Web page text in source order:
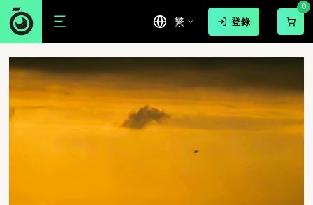
繁 登錄
0